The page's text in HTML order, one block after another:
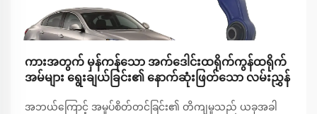
ကားအတွက် မှန်ကန်သော အက်ဒေါင်းထရိုက်ကွန်ထရိုက်
အမ်များ ရွေးချယ်ခြင်း၏ နောက်ဆုံးဖြတ်သော လမ်းညွှန်
အဘယ်ကြောင့် အမှုပ်စိတ်တင်ခြင်း၏ တိကျမှုသည် ယခုအခါ